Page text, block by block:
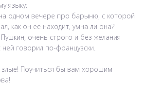
языку:
одном вечере про барыню, с которой
как он её находит, умна ли она?
очень строго и без желания
ней говорил по-французски.
злые! Поучиться бы вам хорошим